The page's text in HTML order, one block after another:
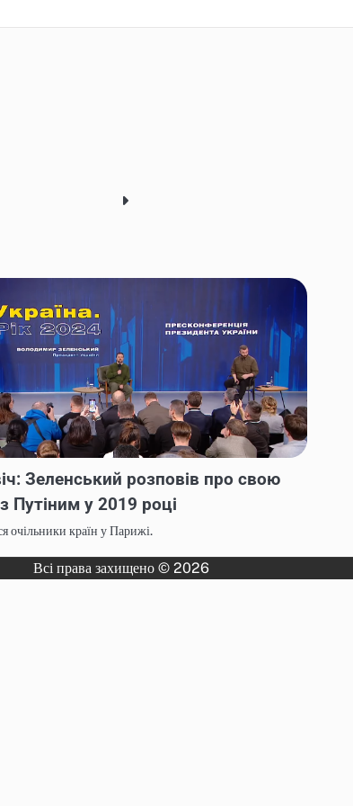
Зеленський розповів про свою
Путіним у 2019 році
очільники країн у Парижі.
Всі права захищено © 2026